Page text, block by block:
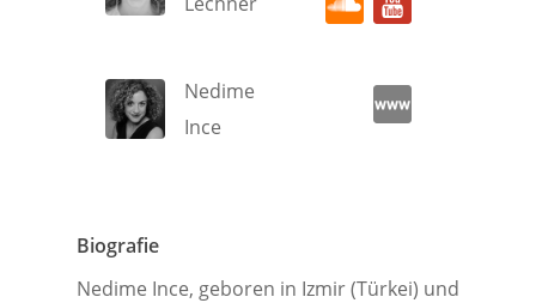
Nedime
Ince
Biografie
Nedime Ince, geboren in Izmir (Türkei) und